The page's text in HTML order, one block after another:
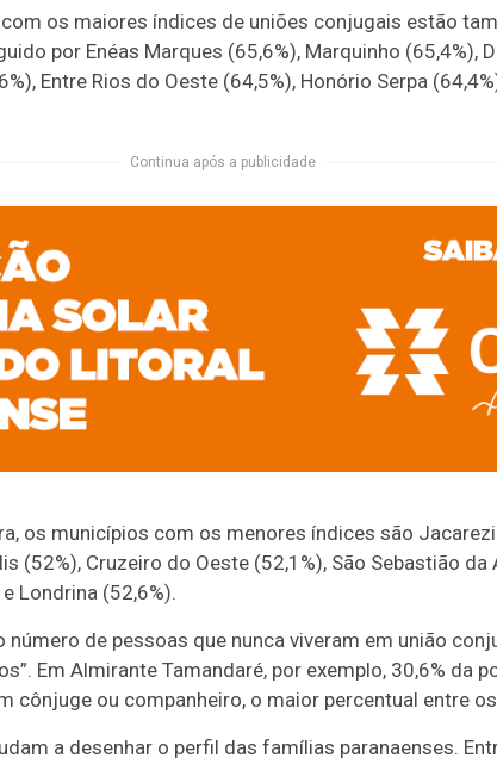
os maiores índices de uniões conjugais estão
por Enéas Marques (65,6%), Marquinho (65,4%),
Entre Rios do Oeste (64,5%), Honório Serpa
Continua após a publicidade
os municípios com os menores índices são
(52%), Cruzeiro do Oeste (52,1%), São Sebastião da
Londrina (52,6%).
de pessoas que nunca viveram em união
Em Almirante Tamandaré, por exemplo, 30,6% da
cônjuge ou companheiro, o maior percentual entre
a desenhar o perfil das famílias paranaenses.